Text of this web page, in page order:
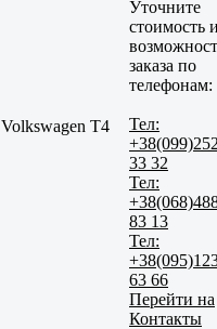
Volkswagen T4
Уточните
стоимость
заказа по
телефонам:
Тел:
33 32
Тел:
83 13
Тел:
63 66
Перейти на
Контакты